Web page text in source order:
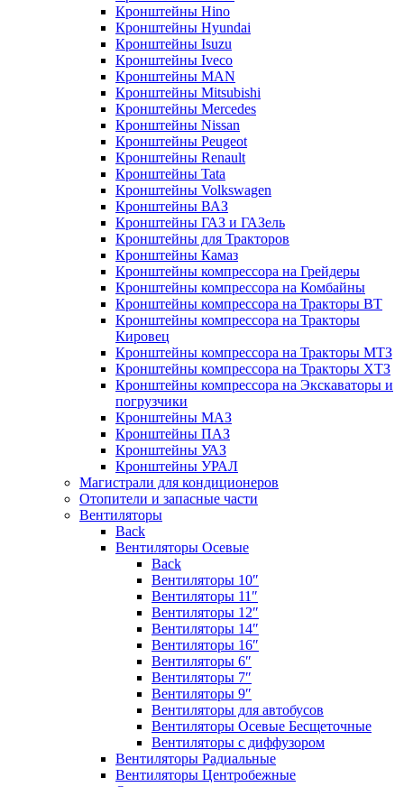
Кронштейны Hino
Кронштейны Hyundai
Кронштейны Isuzu
Кронштейны Iveco
Кронштейны MAN
Кронштейны Mitsubishi
Кронштейны Mеrcedes
Кронштейны Nissan
Кронштейны Peugeot
Кронштейны Renault
Кронштейны Tata
Кронштейны Volkswagen
Кронштейны ВАЗ
Кронштейны ГАЗ и ГАЗель
Кронштейны для Тракторов
Кронштейны Камаз
Кронштейны компрессора на Грейдеры
Кронштейны компрессора на Комбайны
Кронштейны компрессора на Тракторы ВТ
Кронштейны компрессора на Тракторы
Кировец
Кронштейны компрессора на Тракторы МТЗ
Кронштейны компрессора на Тракторы ХТЗ
Кронштейны компрессора на Экскаваторы и
погрузчики
Кронштейны МАЗ
Кронштейны ПАЗ
Кронштейны УАЗ
Кронштейны УРАЛ
Магистрали для кондиционеров
Отопители и запасные части
Вентиляторы
Back
Вентиляторы Осевые
Back
Вентиляторы 10″
Вентиляторы 11″
Вентиляторы 12″
Вентиляторы 14″
Вентиляторы 16″
Вентиляторы 6″
Вентиляторы 7″
Вентиляторы 9″
Вентиляторы для автобусов
Вентиляторы Осевые Бесщеточные
Вентиляторы с диффузором
Вентиляторы Радиальные
Вентиляторы Центробежные